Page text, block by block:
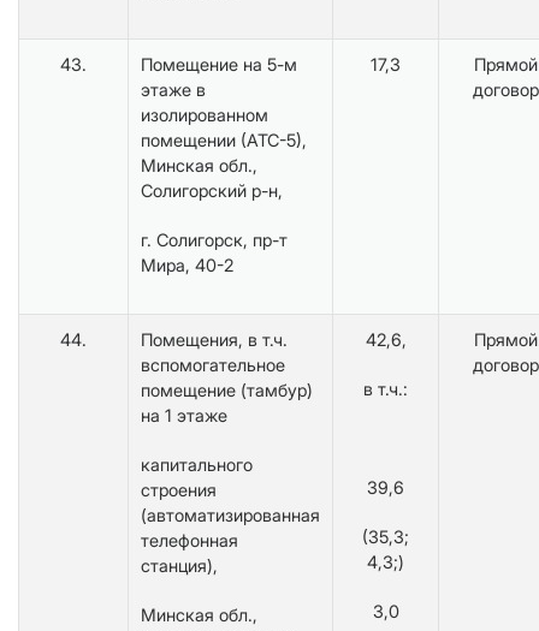
43.
Помещение на 5-м
этаже в
изолированном
помещении (АТС-5),
Минская обл.,
Солигорский р-н,
г. Солигорск, пр-т
Мира, 40-2
17,3
Прямой
договор
44.
Помещения, в т.ч.
вспомогательное
помещение (тамбур)
на 1 этаже
капитального
строения
(автоматизированная
телефонная
станция),
Минская обл.,
42,6,
в т.ч.:
39,6
(35,3;
4,3;)
3,0
Прямой
договор